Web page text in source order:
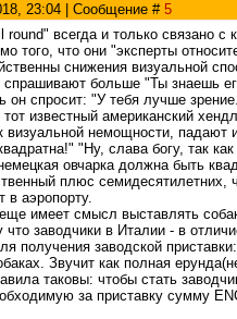
23:04 | Сообщение #5
всегда и только связано с
того, что они "эксперты
снижения визуальной
спрашивают больше "Ты знаешь
он спросит: "У тебя лучше
известный американский
визуальной немощности, падают
"Ну, слава богу, так
овчарка должна быть
плюс семидесятилетних,
в аэропорту.
имеет смысл выставлять
что заводчики в Италии - в
получения заводской
Звучит как полная
таковы: чтобы стать
за приставку сумму